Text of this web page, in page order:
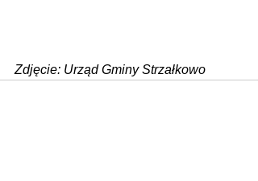
Zdjęcie: Urząd Gminy Strzałkowo